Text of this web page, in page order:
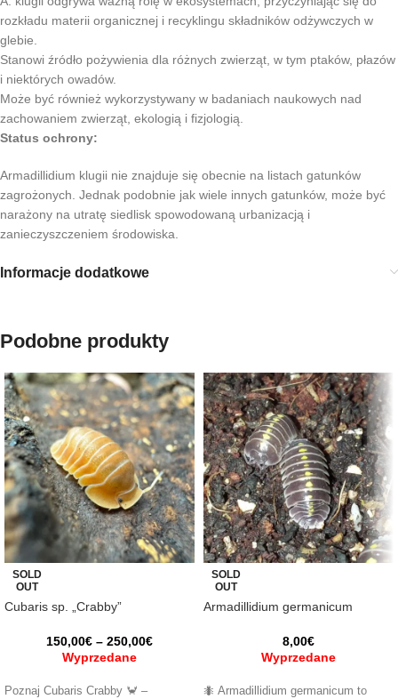
rozkładu materii organicznej i recyklingu składników odżywczych w
glebie.
Stanowi źródło pożywienia dla różnych zwierząt, w tym ptaków, płazów
i niektórych owadów.
Może być również wykorzystywany w badaniach naukowych nad
zachowaniem zwierząt, ekologią i fizjologią.
Status ochrony:
Armadillidium klugii nie znajduje się obecnie na listach gatunków
zagrożonych. Jednak podobnie jak wiele innych gatunków, może być
narażony na utratę siedlisk spowodowaną urbanizacją i
zanieczyszczeniem środowiska.
Informacje dodatkowe
Podobne produkty
SOLD
OUT
Cubaris sp. „Crabby”
150,00€ – 250,00€
Wyprzedane
Poznaj Cubaris Crabby 🦀 –
SOLD
OUT
Armadillidium germanicum
8,00€
Wyprzedane
🐜 Armadillidium germanicum to